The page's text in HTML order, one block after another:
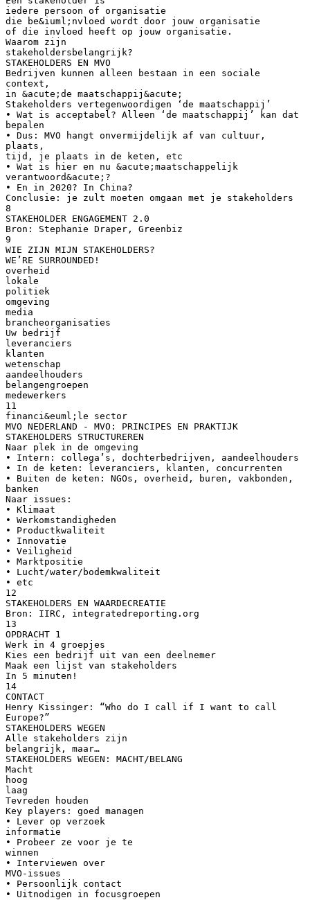
iedere persoon of organisatie
die be&iuml;nvloed wordt door jouw organisatie
of die invloed heeft op jouw organisatie.
Waarom zijn
stakeholdersbelangrijk?
STAKEHOLDERS EN MVO
Bedrijven kunnen alleen bestaan in een sociale
context,
in &acute;de maatschappij&acute;
Stakeholders vertegenwoordigen ‘de maatschappij’
• Wat is acceptabel? Alleen ‘de maatschappij’ kan dat
bepalen
• Dus: MVO hangt onvermijdelijk af van cultuur,
plaats,
tijd, je plaats in de keten, etc
• Wat is hier en nu &acute;maatschappelijk
verantwoord&acute;?
• En in 2020? In China?
Conclusie: je zult moeten omgaan met je stakeholders
8
STAKEHOLDER ENGAGEMENT 2.0
Bron: Stephanie Draper, Greenbiz
9
WIE ZIJN MIJN STAKEHOLDERS?
WE’RE SURROUNDED!
overheid
lokale
politiek
omgeving
media
brancheorganisaties
Uw bedrijf
leveranciers
klanten
wetenschap
aandeelhouders
belangengroepen
medewerkers
11
financi&euml;le sector
MVO NEDERLAND - MVO: PRINCIPES EN PRAKTIJK
STAKEHOLDERS STRUCTUREREN
Naar plek in de omgeving
• Intern: collega’s, dochterbedrijven, aandeelhouders
• In de keten: leveranciers, klanten, concurrenten
• Buiten de keten: NGOs, overheid, buren, vakbonden,
banken
Naar issues:
• Klimaat
• Werkomstandigheden
• Productkwaliteit
• Innovatie
• Veiligheid
• Marktpositie
• Lucht/water/bodemkwaliteit
• etc
12
STAKEHOLDERS EN WAARDECREATIE
Bron: IIRC, integratedreporting.org
13
OPDRACHT 1
Werk in 4 groepjes
Kies een bedrijf uit van een deelnemer
Maak een lijst van stakeholders
In 5 minuten!
14
CONTACT
Henry Kissinger: “Who do I call if I want to call
Europe?”
STAKEHOLDERS WEGEN
Alle stakeholders zijn
belangrijk, maar…
STAKEHOLDERS WEGEN: MACHT/BELANG
Macht
hoog
laag
Tevreden houden
Key players: goed managen
• Lever op verzoek
informatie
• Probeer ze voor je te
winnen
• Interviewen over
MVO-issues
• Persoonlijk contact
• Uitnodigen in focusgroepen